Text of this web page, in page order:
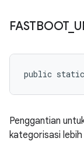
FASTBOOT_
public
Penggantian
kategorisasi lebih